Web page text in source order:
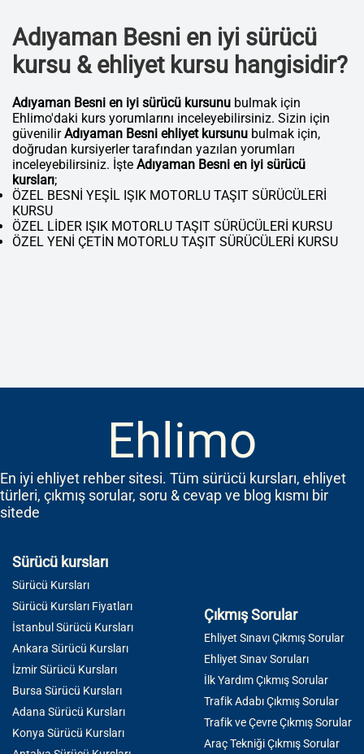
Adıyaman Besni en iyi sürücü
kursu & ehliyet kursu hangisidir?
Adıyaman Besni en iyi sürücü kursunu bulmak için
Ehlimo'daki kurs yorumlarını inceleyebilirsiniz. Sizin için
güvenilirAdıyaman Besni ehliyet kursunu bulmak için,
doğrudan kursiyerler tarafından yazılan yorumları
inceleyebilirsiniz. İşte Adıyaman Besni en iyi sürücü
kursları;
ÖZEL BESNİ YEŞİL IŞIK MOTORLU TAŞIT SÜRÜCÜLERİ
KURSU
ÖZEL LİDER IŞIK MOTORLU TAŞIT SÜRÜCÜLERİ KURSU
ÖZEL YENİ ÇETİN MOTORLU TAŞIT SÜRÜCÜLERİ KURSU
Ehlimo
En iyi ehliyet rehber sitesi. Tüm sürücü kursları, ehliyet
türleri, çıkmış sorular, soru & cevap ve blog kısmı bir
sitede
Sürücü kursları
Sürücü Kursları
Sürücü Kursları Fiyatları
İstanbul Sürücü Kursları
Ankara Sürücü Kursları
İzmir Sürücü Kursları
Bursa Sürücü Kursları
Adana Sürücü Kursları
Konya Sürücü Kursları
Çıkmış Sorular
Ehliyet Sınavı Çıkmış Sorular
Ehliyet Sınav Soruları
İlk Yardım Çıkmış Sorular
Trafik Adabı Çıkmış Sorular
Trafik ve Çevre Çıkmış Sorular
Araç Tekniği Çıkmış Sorular